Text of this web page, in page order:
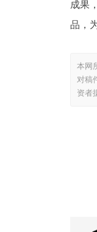
成果
品，
本网
对稿
资者